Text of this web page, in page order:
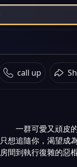
叫我大BOSS call up
一群可愛又頑皮
只想追隨你，渴望成
房間到執行復雜的惡